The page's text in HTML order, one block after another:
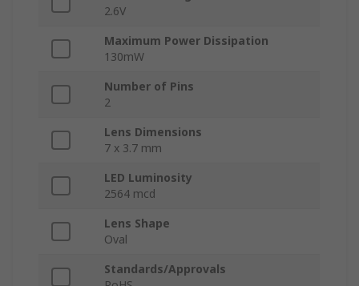
2.6V
Maximum Power Dissipation
130mW
Number of Pins
2
Lens Dimensions
7 x 3.7 mm
LED Luminosity
2564 mcd
Lens Shape
Oval
Standards/Approvals